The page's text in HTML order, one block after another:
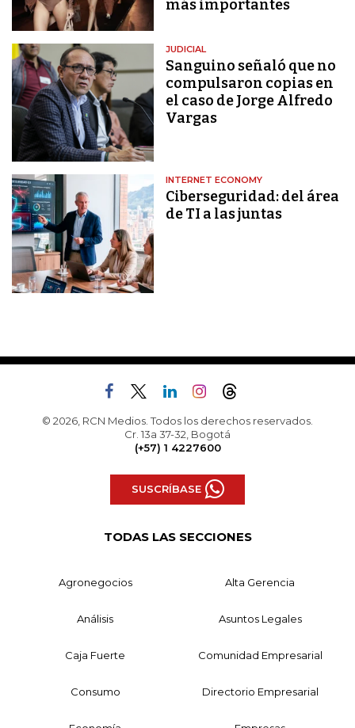
más importantes
JUDICIAL
Sanguino señaló que no
compulsaron copias en
el caso de Jorge Alfredo
Vargas
INTERNET ECONOMY
Ciberseguridad: del área
de TI a las juntas
© 2026, RCN Medios. Todos los derechos reservados.
Cr. 13a 37-32, Bogotá
(+57) 1 4227600
SUSCRÍBASE
TODAS LAS SECCIONES
Agronegocios Alta Gerencia
Análisis Asuntos Legales
Caja Fuerte Comunidad Empresarial
Consumo Directorio Empresarial